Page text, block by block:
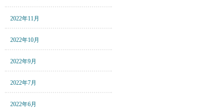
2022年11月
2022年10月
2022年9月
2022年7月
2022年6月